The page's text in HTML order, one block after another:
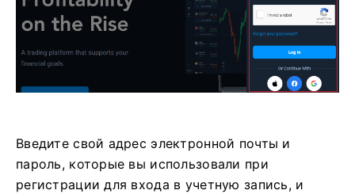
Введите свой адрес электронной почты и
пароль, которые вы использовали при
регистрации для входа в учетную запись, и